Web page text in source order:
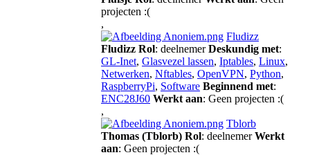
projecten :(
,
Fludizz
Fludizz Rol: deelnemerDeskundig met:
GL-Inet, Glasvezel lassen, Iptables, Linux,
Netwerken, Nftables, OpenVPN, Python,
RaspberryPi, Software Beginnend met:
ENC28J60 Werkt aan: Geen projecten :(
,
Tblorb
Thomas (Tblorb) Rol: deelnemerWerkt
aan: Geen projecten :(